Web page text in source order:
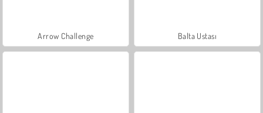
Arrow Challenge Balta Ustası